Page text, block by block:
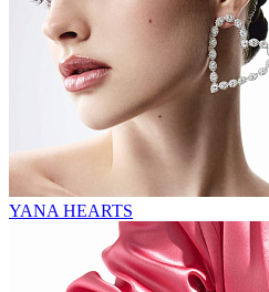
YANA HEARTS